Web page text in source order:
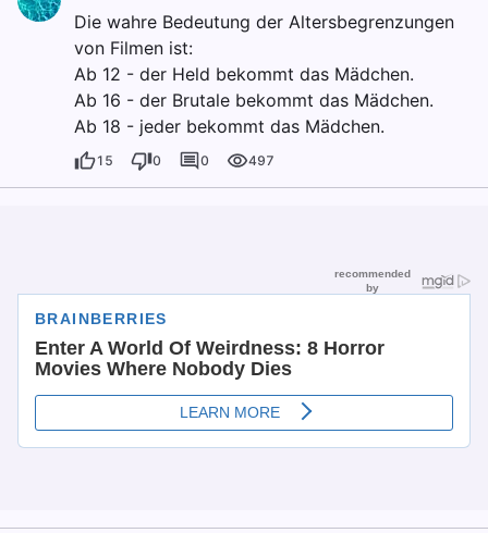
Die wahre Bedeutung der Altersbegrenzungen
von Filmen ist:
Ab 12 - der Held bekommt das Mädchen.
Ab 16 - der Brutale bekommt das Mädchen.
Ab 18 - jeder bekommt das Mädchen.
15 0 0 497